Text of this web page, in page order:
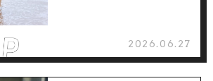
2026.06.27